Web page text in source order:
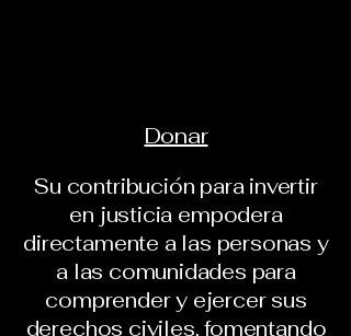
Donar
Su contribución para invertir
en justicia empodera
directamente a las personas y
a las comunidades para
comprender y ejercer sus
derechos civiles, fomentando